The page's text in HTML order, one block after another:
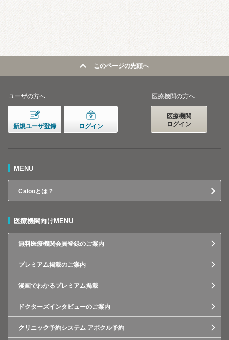
このページの先頭へ
ユーザの方へ
新規ユーザ登録 ログイン
医療機関の方へ
医療機関
ログイン
MENU
Calooとは？
医療機関向けMENU
無料医療機関会員登録のご案内
プレミアム掲載のご案内
漫画でわかるプレミアム掲載
ドクターズインタビューのご案内
クリニック予約システム アポクル予約